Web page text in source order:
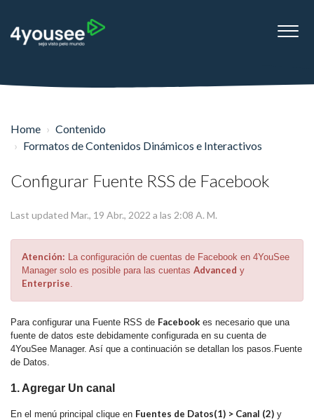
Home
Contenido
Formatos de Contenidos Dinámicos e Interactivos
Configurar Fuente RSS de Facebook
Last updated Mar., 19 Abr., 2022 a las 2:08 A. M.
Atención: La configuración de cuentas de Facebook en 4YouSee
Manager solo es posible para las cuentas Advanced y
Enterprise
Para configurar una Fuente RSS de Facebook es necesario que una
fuente de datos este debidamente configurada en su cuenta de
4YouSee Manager. Así que a continuación se detallan los pasos.Fuente
de Datos.
1. Agregar Un canal
En el menú principal clique en Fuentes de Datos(1) > Canal (2) y